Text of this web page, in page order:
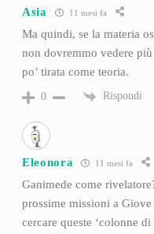
Asia 11 mesi fa
Ma quindi, se la materia
non dovremmo vedere
po’ tirata come teoria.
0 Rispondi
Eleonora 11 mesi fa
Ganimede come
prossime missioni a
cercare queste ‘colonne